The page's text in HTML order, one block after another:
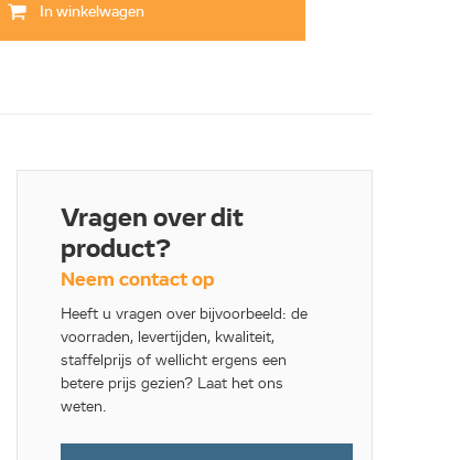
In winkelwagen
Vragen over dit
product?
Neem contact op
Heeft u vragen over bijvoorbeeld: de
voorraden, levertijden, kwaliteit,
staffelprijs of wellicht ergens een
betere prijs gezien? Laat het ons
weten.